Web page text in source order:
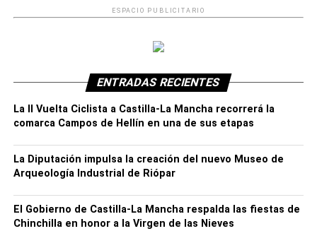
ESPACIO PUBLICITARIO
ENTRADAS RECIENTES
La II Vuelta Ciclista a Castilla-La Mancha recorrerá la
comarca Campos de Hellín en una de sus etapas
La Diputación impulsa la creación del nuevo Museo de
Arqueología Industrial de Riópar
El Gobierno de Castilla-La Mancha respalda las fiestas de
Chinchilla en honor a la Virgen de las Nieves